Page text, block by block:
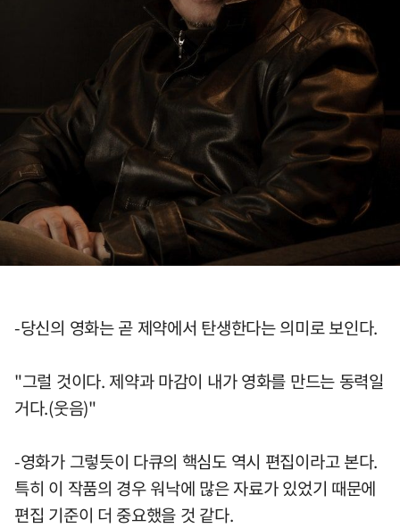
-당신의 영화는 곧 제약에서 탄생한다는 의미로 보인다.
"그럴 것이다. 제약과 마감이 내가 영화를 만드는 동력일
거다.(웃음)"
-영화가 그렇듯이 다큐의 핵심도 역시 편집이라고 본다.
특히 이 작품의 경우 워낙에 많은 자료가 있었기 때문에
편집 기준이 더 중요했을 것 같다.